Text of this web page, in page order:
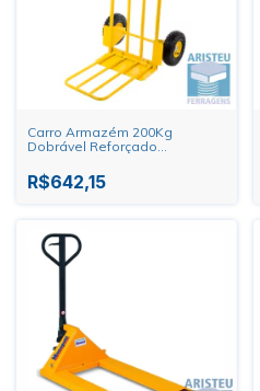
Carro Armazém 200Kg
Dobrável Reforçado
R$642,15